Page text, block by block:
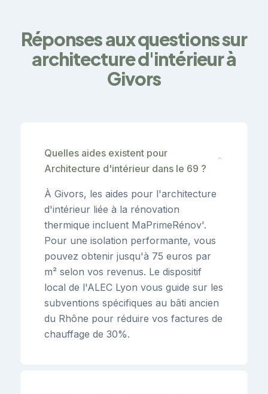
Réponses aux questions sur
architecture d'intérieur à
Givors
Quelles aides existent pour
Architecture d'intérieur dans le 69 ?
⌄
À Givors, les aides pour l'architecture
d'intérieur liée à la rénovation
thermique incluent MaPrimeRénov'.
Pour une isolation performante, vous
pouvez obtenir jusqu'à 75 euros par
m² selon vos revenus. Le dispositif
local de l'ALEC Lyon vous guide sur les
subventions spécifiques au bâti ancien
du Rhône pour réduire vos factures de
chauffage de 30%.